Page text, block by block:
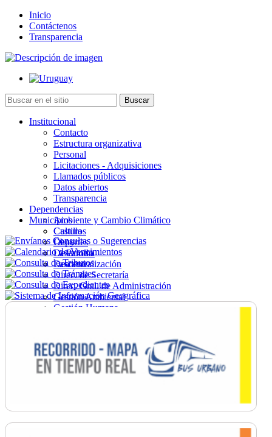
Inicio
Contáctenos
Transparencia
Institucional
Contacto
Estructura organizativa
Personal
Licitaciones - Adquisiciones
Llamados públicos
Datos abiertos
Transparencia
Dependencias
Ambiente y Cambio Climático
Cultura
Deportes
Desarrollo
Descentralización
Direc. de Secretaría
Direc. Gral. de Administración
Gestión Ambiental
Gestión Humana
Ordenamiento
Promoción Social
Salud
Secretaría General
Municipios
Castillos
Chuy
La Paloma
Lascano